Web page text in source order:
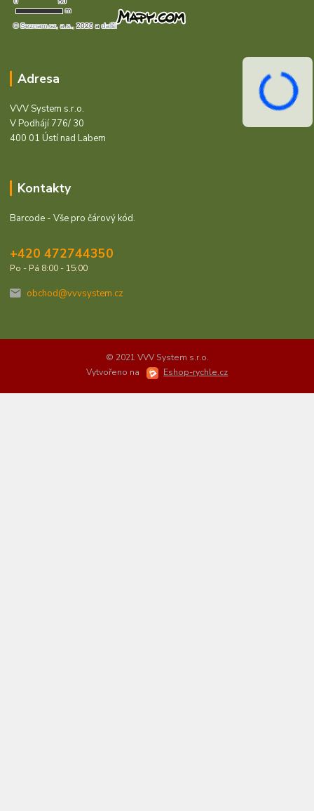
Adresa
VVV System s.r.o.
V Podhájí 776/ 30
400 01 Ústí nad Labem
Kontakty
Barcode - Vše pro čárový kód.
+420 472744350
Po - Pá 8:00 - 15:00
obchod@vvvsystem.cz
© 2021 VVV System s.r.o.
Vytvořeno na
Eshop-rychle.cz